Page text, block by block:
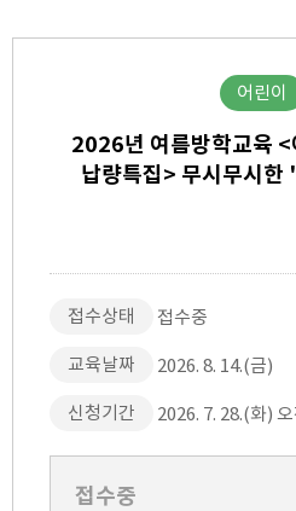
어린이
2026년 여름방학교육 <
납량특집> 무시무시한
접수상태 접수중
교육날짜 2026. 8. 14.(금)
신청기간 2026. 7. 28.(화)
접수중